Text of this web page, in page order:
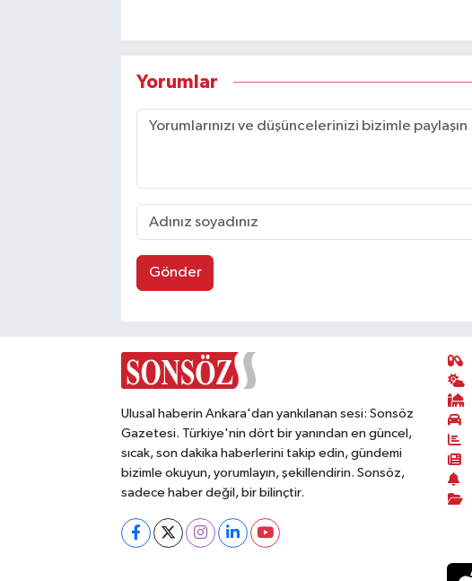
Yorumlar
Gönder
Ulusal haberin Ankara'dan yankılanan sesi: Sonsöz
Gazetesi. Türkiye'nin dört bir yanından en güncel,
sıcak, son dakika haberlerini takip edin, gündemi
bizimle okuyun, yorumlayın, şekillendirin. Sonsöz,
sadece haber değil, bir bilinçtir.